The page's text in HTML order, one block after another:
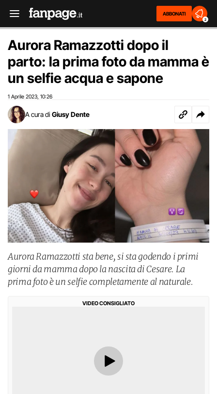
ABBONATI
2
Aurora Ramazzotti dopo il
parto: la prima foto da mamma è
un selfie acqua e sapone
1 Aprile 2023 10:26
A cura di Giusy Dente
Aurora Ramazzotti sta bene, si sta godendo i primi
giorni da mamma dopo la nascita di Cesare. La
prima foto è un selfie completamente al naturale.
VIDEO CONSIGLIATO